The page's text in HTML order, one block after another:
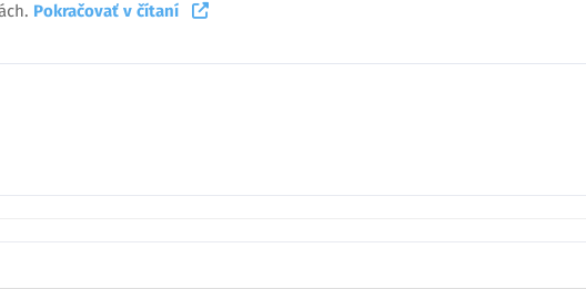
Pokračovať v čítaní